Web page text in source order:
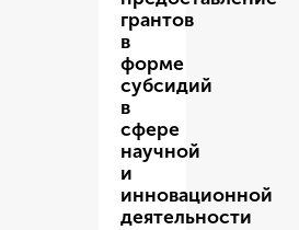
грантов
в
форме
субсидий
в
сфере
научной
и
инновационной
деятельности